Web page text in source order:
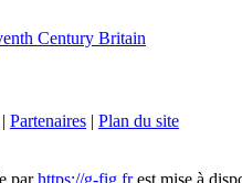
Century Britain
| Partenaires | Plan du site